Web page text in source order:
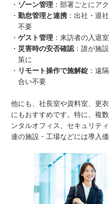
・ ゾーン管理 ：部署ごとにア
・勤怠管理と連携 ：出社・退
不要
・ゲスト管理 ：来訪者の入退
・ 災害時の安否確認 ：誰が施
策に
・ リモート操作で施解錠 ：遠
合い不要
他にも、社長室や資料室、更
にもおすすめです。特に、複
ンタルオフィス、セキュリテ
連の施設・工場などには導入